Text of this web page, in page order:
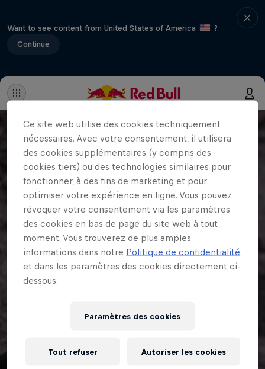
Want to see content from United States of America
?
Continue
Ce site web utilise des cookies techniquement
nécessaires. Avec votre consentement, il utilisera
des cookies supplémentaires (y compris des
cookies tiers) ou des technologies similaires pour
fonctionner, à des fins de marketing et pour
optimiser votre expérience en ligne. Vous pouvez
révoquer votre consentement via les paramètres
des cookies en bas de page du site web à tout
moment. Vous trouverez de plus amples
informations dans notre Politique de confidentialité
et dans les paramètres des cookies directement ci-
dessous.
Paramètres des cookies
Tout refuser Autoriser les cookies